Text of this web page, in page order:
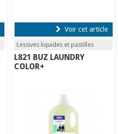
Voir cet article
Lessives liquides et pastilles
L821 BUZ LAUNDRY
COLOR+